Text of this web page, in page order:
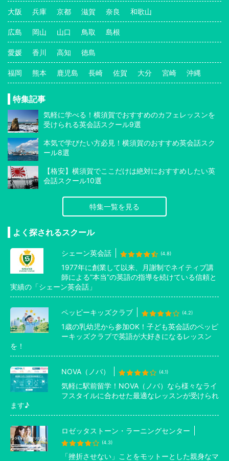
大阪 兵庫 京都 滋賀 奈良 和歌山
広島 岡山 山口 鳥取 島根
愛媛 香川 高知 徳島
福岡 熊本 鹿児島 長崎 佐賀 大分 宮崎 沖縄
特集記事
気軽に学べる！横須賀でおすすめのカフェレッスンを
受けられる英会話スクール9選
本気で学びたい方必見！横須賀のおすすめ英会話スク
ール8選
【格安】横須賀でここだけは絶対におすすめしたい英
会話スクール10選
特集一覧を見る
よく探されるスクール
シェーン英会話 (4.8)
1977年に創業して以来、月謝制でネイティブ講
師による”本当”の英語の指導を続けている信頼と
実績の「シェーン英会話」
ペッピーキッズクラブ (4.2)
1歳の乳幼児から参加OK！子ども英会話のペッピ
ーキッズクラブで英語が大好きになるレッスン
を！
NOVA（ノバ） (4.1)
気軽に駅前留学！NOVA（ノバ）なら様々なライ
フスタイルに合わせた最適なレッスンが受けられ
ます♪
ロゼッタストーン・ラーニングセンター
(4.3)
「挫折させない」ことをモットーとした親身なマ